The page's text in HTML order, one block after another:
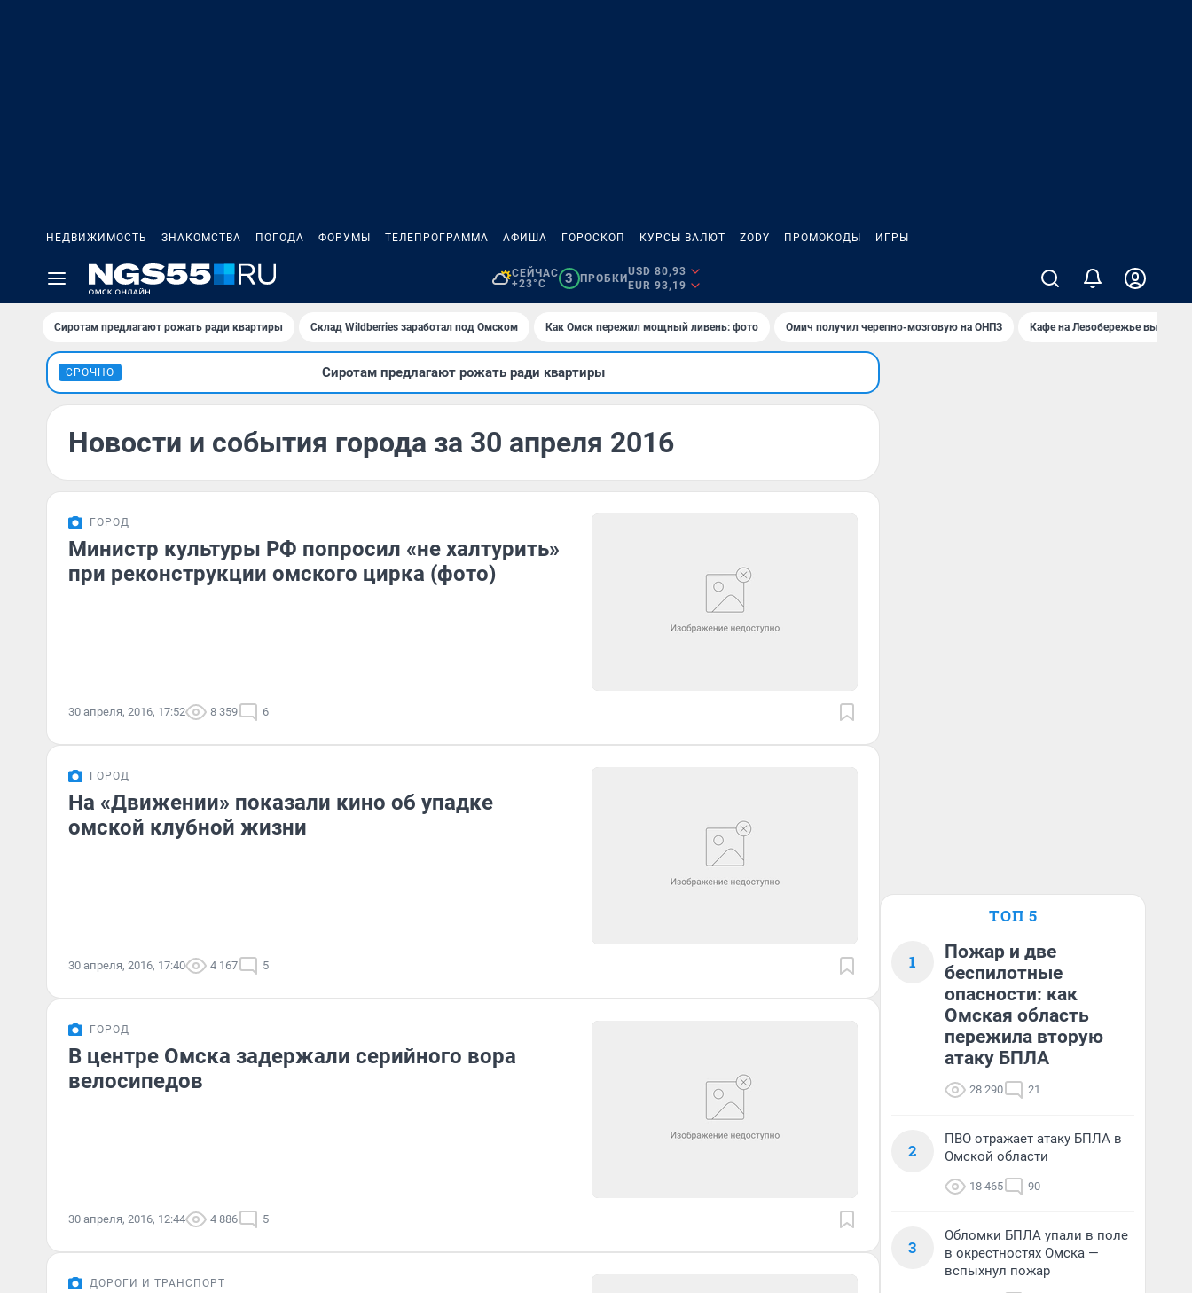
НЕДВИЖИМОСТЬ ЗНАКОМСТВА ПОГОДА ФОРУМЫ ТЕЛЕПРОГРАММА АФИША ГОРОСКОП КУРСЫ ВАЛЮТ ZODY ПРОМОКОДЫ ИГРЫ
СЕЙЧАС
+23°C
3 ПРОБКИ
USD 80,93
EUR 93,19
Сиротам предлагают рожать ради квартиры Склад Wildberries заработал под Омском Как Омск пережил мощный ливень: фото Омич получил черепно-мозговую на ОНПЗ Кафе на Левобережье
СРОЧНО Сиротам предлагают рожать ради квартиры
Новости и события города за 30 апреля 2016
ГОРОД
Министр культуры РФ попросил «не халтурить»
при реконструкции омского цирка (фото)
30 апреля, 2016, 17:52 8 359 6
ГОРОД
На «Движении» показали кино об упадке
омской клубной жизни
30 апреля, 2016, 17:40 4 167 5
ГОРОД
В центре Омска задержали серийного вора
велосипедов
30 апреля, 2016, 12:44 4 886 5
ДОРОГИ И ТРАНСПОРТ
ТОП 5
1
Пожар и две
беспилотные
опасности: как
Омская область
пережила вторую
атаку БПЛА
28 290 21
2
ПВО отражает атаку БПЛА в
Омской области
18 465 90
3
Обломки БПЛА упали в поле
в окрестностях Омска —
вспыхнул пожар